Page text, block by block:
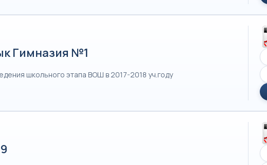
Гимназия №1
школьного этапа ВОШ в 2017-2018 уч.году